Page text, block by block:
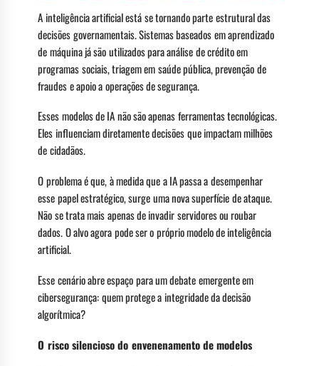
A inteligência artificial está se tornando parte estrutural das
decisões governamentais. Sistemas baseados em aprendizado
de máquina já são utilizados para análise de crédito em
programas sociais, triagem em saúde pública, prevenção de
fraudes e apoio a operações de segurança.
Esses modelos de IA não são apenas ferramentas tecnológicas.
Eles influenciam diretamente decisões que impactam milhões
de cidadãos.
O problema é que, à medida que a IA passa a desempenhar
esse papel estratégico, surge uma nova superfície de ataque.
Não se trata mais apenas de invadir servidores ou roubar
dados. O alvo agora pode ser o próprio modelo de inteligência
artificial.
Esse cenário abre espaço para um debate emergente em
cibersegurança: quem protege a integridade da decisão
algorítmica?
O risco silencioso do envenenamento de modelos